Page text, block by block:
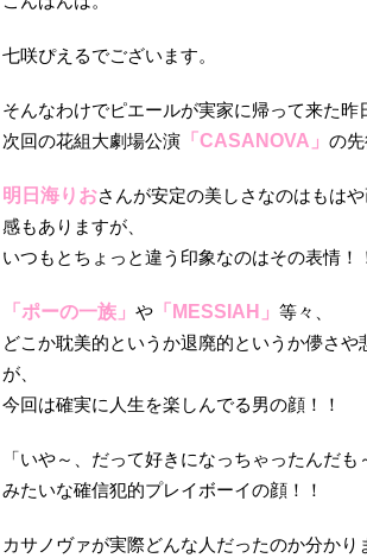
七咲ぴえるでございます。
そんなわけでピエールが実家に帰って来た昨
次回の花組大劇場公演 「CASANOVA」 の
明日海りおさんが安定の美しさなのはもは
感もありますが、
いつもとちょっと違う印象なのはその表情！
「ポーの一族」 や 「MESSIAH」 等々、
どこか耽美的というか退廃的というか儚さ
が、
今回は確実に人生を楽しんでる男の顔！！
「いや～、だって好きになっちゃったんだも
みたいな確信犯的プレイボーイの顔！！
カサノヴァが実際どんな人だったのか分かり